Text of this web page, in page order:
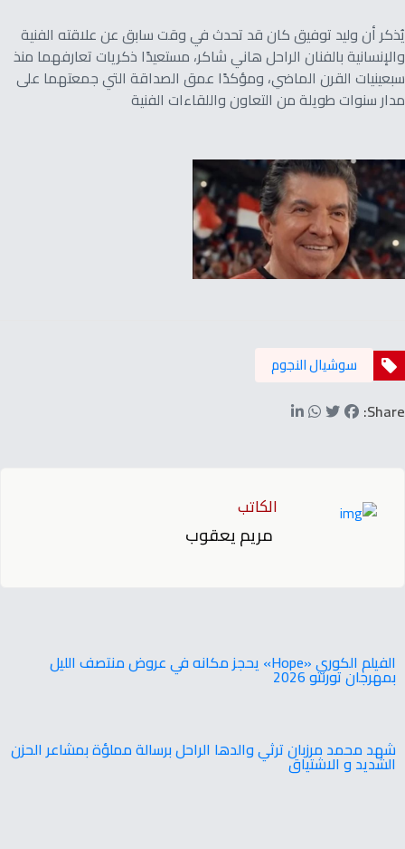
يُذكر أن وليد توفيق كان قد تحدث في وقت سابق عن علاقته الفنية
والإنسانية بالفنان الراحل هاني شاكر، مستعيدًا ذكريات تعارفهما منذ
سبعينيات القرن الماضي، ومؤكدًا عمق الصداقة التي جمعتهما على
مدار سنوات طويلة من التعاون واللقاءات الفنية
سوشيال النجوم
Share:
الكاتب
مريم يعقوب
‬بمهرجان‭ ‬تورنتو ‭ ‬2026
شهد محمد مرزبان ترثي والدها الراحل برسالة مملؤة بمشاعر الحزن
الشديد و الاشتياق